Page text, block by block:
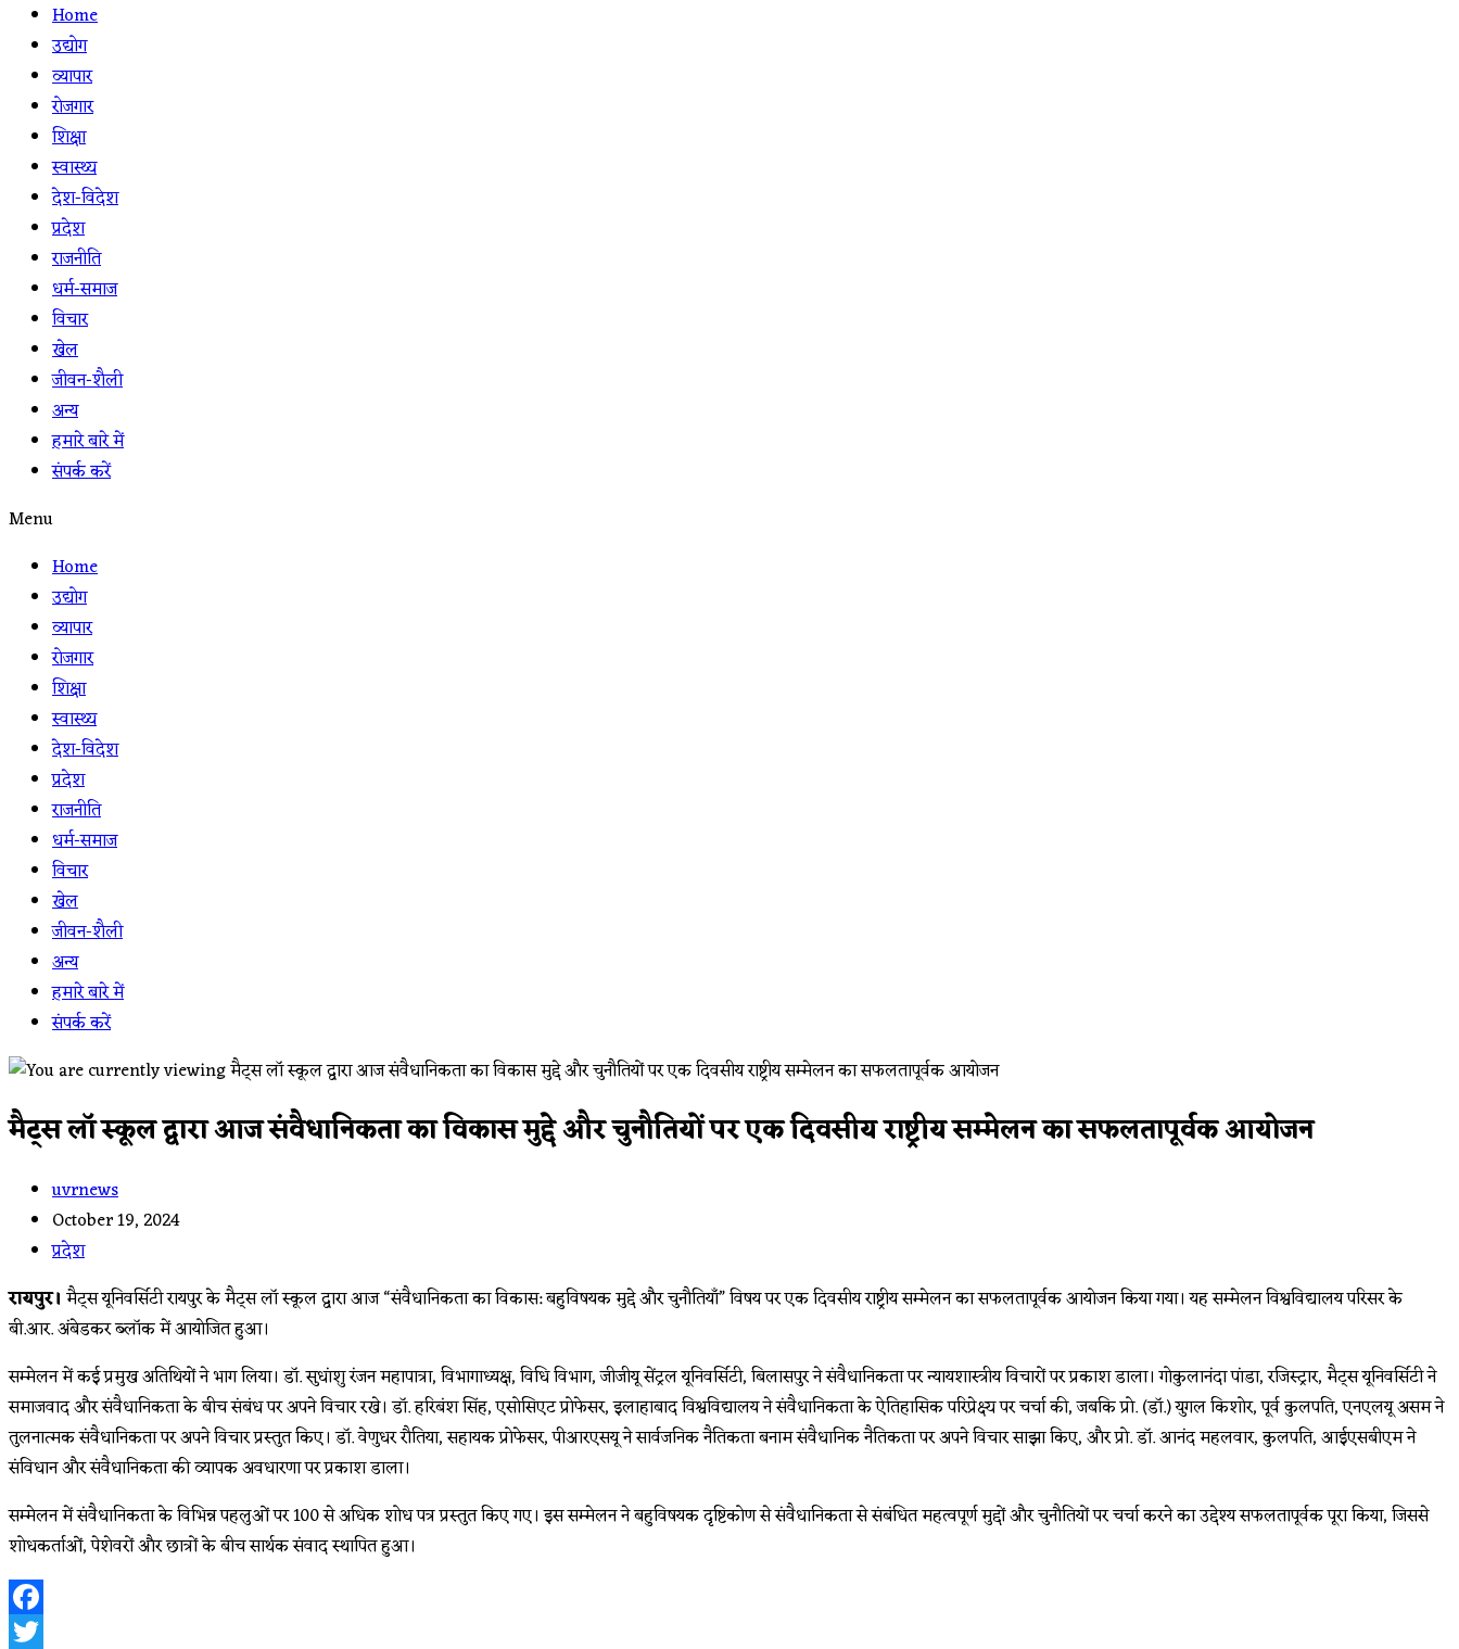
Home
उद्योग
व्यापार
रोजगार
शिक्षा
स्वास्थ्य
देश-विदेश
प्रदेश
राजनीति
धर्म-समाज
विचार
खेल
जीवन-शैली
अन्य
हमारे बारे में
संपर्क करें
Menu
Home
उद्योग
व्यापार
रोजगार
शिक्षा
स्वास्थ्य
देश-विदेश
प्रदेश
राजनीति
धर्म-समाज
विचार
खेल
जीवन-शैली
अन्य
हमारे बारे में
संपर्क करें
मैट्स लॉ स्कूल द्वारा आज संवैधानिकता का विकास मुद्दे और चुनौतियों पर एक दिवसीय राष्ट्रीय सम्मेलन का सफलतापूर्वक आयोजन
Post
author:
uvrnews
Post
published:
October 19, 2024
Post
category:
प्रदेश
रायपुर। मैट्स यूनिवर्सिटी रायपुर के मैट्स लॉ स्कूल द्वारा आज “संवैधानिकता का विकास: बहुविषयक मुद्दे और चुनौतियाँ” विषय पर एक दिवसीय राष्ट्रीय सम्मेलन का सफलतापूर्वक आयोजन किया गया। यह सम्मेलन विश्वविद्यालय परिसर के
बी.आर. अंबेडकर ब्लॉक में आयोजित हुआ।
सम्मेलन में कई प्रमुख अतिथियों ने भाग लिया। डॉ. सुधांशु रंजन महापात्रा, विभागाध्यक्ष, विधि विभाग, जीजीयू सेंट्रल यूनिवर्सिटी, बिलासपुर ने संवैधानिकता पर न्यायशास्त्रीय विचारों पर प्रकाश डाला। गोकुलानंदा पांडा, रजिस्ट्रार, मैट्स यूनिवर्सिटी ने
समाजवाद और संवैधानिकता के बीच संबंध पर अपने विचार रखे। डॉ. हरिबंश सिंह, एसोसिएट प्रोफेसर, इलाहाबाद विश्वविद्यालय ने संवैधानिकता के ऐतिहासिक परिप्रेक्ष्य पर चर्चा की, जबकि प्रो. (डॉ.) युगल किशोर, पूर्व कुलपति, एनएलयू असम ने
तुलनात्मक संवैधानिकता पर अपने विचार प्रस्तुत किए। डॉ. वेणुधर रौतिया, सहायक प्रोफेसर, पीआरएसयू ने सार्वजनिक नैतिकता बनाम संवैधानिक नैतिकता पर अपने विचार साझा किए, और प्रो. डॉ. आनंद महलवार, कुलपति, आईएसबीएम ने
संविधान और संवैधानिकता की व्यापक अवधारणा पर प्रकाश डाला।
सम्मेलन में संवैधानिकता के विभिन्न पहलुओं पर 100 से अधिक शोध पत्र प्रस्तुत किए गए। इस सम्मेलन ने बहुविषयक दृष्टिकोण से संवैधानिकता से संबंधित महत्वपूर्ण मुद्दों और चुनौतियों पर चर्चा करने का उद्देश्य सफलतापूर्वक पूरा किया, जिससे
शोधकर्ताओं, पेशेवरों और छात्रों के बीच सार्थक संवाद स्थापित हुआ।
Facebook